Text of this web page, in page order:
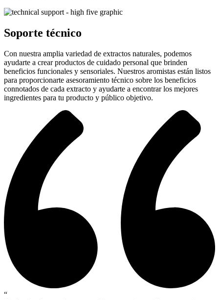
Soporte técnico
Con nuestra amplia variedad de extractos naturales, podemos
ayudarte a crear productos de cuidado personal que brinden
beneficios funcionales y sensoriales. Nuestros aromistas están listos
para proporcionarte asesoramiento técnico sobre los beneficios
connotados de cada extracto y ayudarte a encontrar los mejores
ingredientes para tu producto y público objetivo.
“